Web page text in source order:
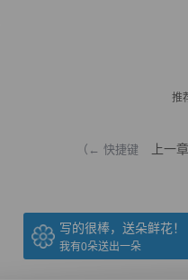
推
（← 快捷键 上一章
写的很棒，送朵鲜花！
我有0朵送出一朵